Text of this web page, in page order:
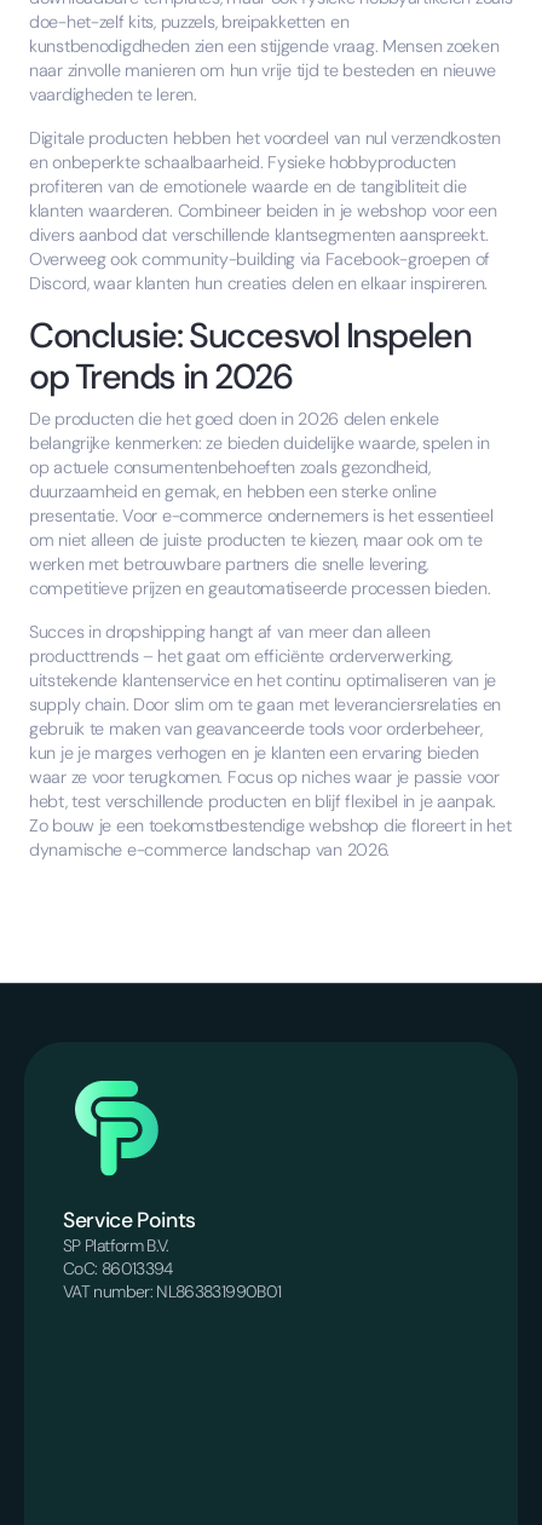
doe-het-zelf kits, puzzels, breipakketten en
kunstbenodigdheden zien een stijgende vraag. Mensen zoeken
naar zinvolle manieren om hun vrije tijd te besteden en nieuwe
vaardigheden te leren.
Digitale producten hebben het voordeel van nul verzendkosten
en onbeperkte schaalbaarheid. Fysieke hobbyproducten
profiteren van de emotionele waarde en de tangibliteit die
klanten waarderen. Combineer beiden in je webshop voor een
divers aanbod dat verschillende klantsegmenten aanspreekt.
Overweeg ook community-building via Facebook-groepen of
Discord, waar klanten hun creaties delen en elkaar inspireren.
Conclusie: Succesvol Inspelen
op Trends in 2026
De producten die het goed doen in 2026 delen enkele
belangrijke kenmerken: ze bieden duidelijke waarde, spelen in
op actuele consumentenbehoeften zoals gezondheid,
duurzaamheid en gemak, en hebben een sterke online
presentatie. Voor e-commerce ondernemers is het essentieel
om niet alleen de juiste producten te kiezen, maar ook om te
werken met betrouwbare partners die snelle levering,
competitieve prijzen en geautomatiseerde processen bieden.
Succes in dropshipping hangt af van meer dan alleen
producttrends – het gaat om efficiënte orderverwerking,
uitstekende klantenservice en het continu optimaliseren van je
supply chain. Door slim om te gaan met leveranciersrelaties en
gebruik te maken van geavanceerde tools voor orderbeheer,
kun je je marges verhogen en je klanten een ervaring bieden
waar ze voor terugkomen. Focus op niches waar je passie voor
hebt, test verschillende producten en blijf flexibel in je aanpak.
Zo bouw je een toekomstbestendige webshop die floreert in het
dynamische e-commerce landschap van 2026.
Service Points
SP Platform B.V.
CoC: 86013394
VAT number: NL863831990B01